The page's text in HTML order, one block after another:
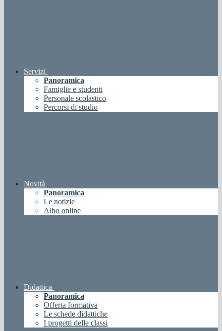
Servizi
Panoramica
Famiglie e studenti
Personale scolastico
Percorsi di studio
Novità
Panoramica
Le notizie
Albo online
Didattica
Panoramica
Offerta formativa
Le schede didattiche
I progetti delle classi